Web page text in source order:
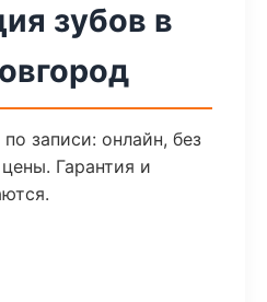
зубов в
записи: онлайн, без
Гарантия и